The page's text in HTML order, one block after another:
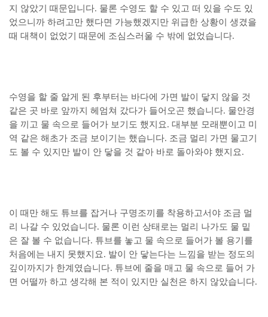
지 않았기 때문입니다. 물론 수영도 할 수 있고 떠 있을 수도 있
었으니까 하려고만 했다면 가능했겠지만 위급한 상황이 생겼을
때 대책이 없었기 때문에 조심스러울 수 밖에 없었습니다.
수영을 할 줄 알게 된 후부터는 바다에 가면 발이 닿지 않을 것
같은 곳 바로 앞까지 헤엄쳐 갔다가 들어오곤 했습니다. 물안경
을 끼고 물 속으로 들어가 보기도 했지요. 대부분 모래뿐이고 미
역 같은 해초가 조금 보이기는 했습니다. 조금 멀리 가면 물고기
도 볼 수 있지만 발이 안 닿을 것 같아 바로 돌아와야 했지요.
이 때만 해도 튜브를 잡거나 구명조끼를 착용하고서야 조금 멀
리 나갈 수 있었습니다. 물론 이런 상태로는 멀리 나가도 물 밑
은 잘 볼 수 없습니다. 튜브를 놓고 물 속으로 들어가 볼 용기를
처음에는 내지 못했지요. 발이 안 닿는다는 느낌을 받는 정도의
깊이까지가 한계였습니다. 튜브에 줄을 매고 물 속으로 들어 가
면 어떨까 하고 생각해 본 적이 있지만 실천은 하지 않았습니다.